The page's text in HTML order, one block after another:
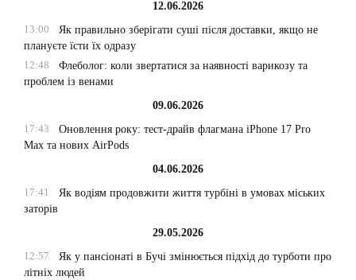
12.06.2026
13:00
Як правильно зберігати суші після доставки, якщо не
плануєте їсти їх одразу
12:48
Флеболог: коли звертатися за наявності варикозу та
проблем із венами
09.06.2026
17:43
Оновлення року: тест-драйв флагмана iPhone 17 Pro
Max та нових AirPods
04.06.2026
17:41
Як водіям продовжити життя турбіні в умовах міських
заторів
29.05.2026
12:57
Як у пансіонаті в Бучі змінюється підхід до турботи про
літніх людей